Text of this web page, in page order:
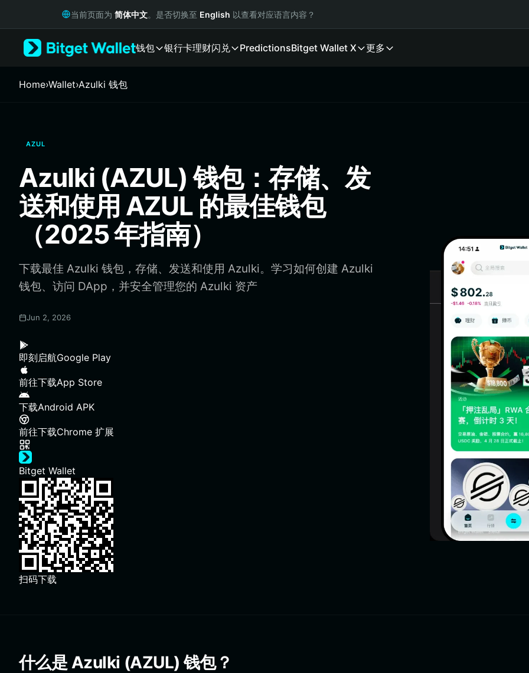
Русский
Italiano
繁體中文
Bahasa Indonesia
ภาษาไทย
Português (Brasil)
Español (Argentina)
当前页面为 简体中文。是否切换至 English 以查看对应语言内容？
钱包 银行卡理财闪兑 PredictionsBitget Wallet X 更多
Home›Wallet›Azulki 钱包
AZUL
Azulki (AZUL) 钱包：存储、发
送和使用 AZUL 的最佳钱包
（2025 年指南）
下载最佳 Azulki 钱包，存储、发送和使用 Azulki。学习如何创建 Azulki
钱包、访问 DApp，并安全管理您的 Azulki 资产
Jun 2, 2026
即刻启航Google Play
前往下载App Store
下载Android APK
前往下载Chrome 扩展
Bitget Wallet
扫码下载
什么是 Azulki (AZUL) 钱包？